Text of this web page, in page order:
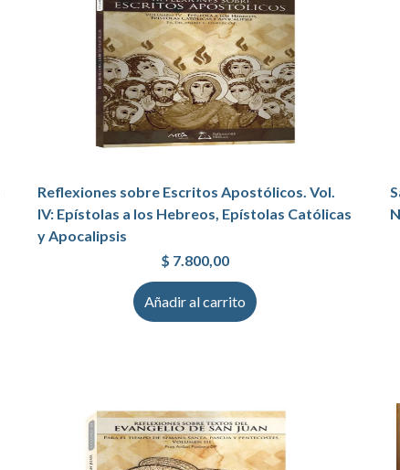
Reflexiones sobre Escritos Apostólicos. Vol.
IV: Epístolas a los Hebreos, Epístolas Católicas
y Apocalipsis
$ 7.800,00
Añadir al carrito